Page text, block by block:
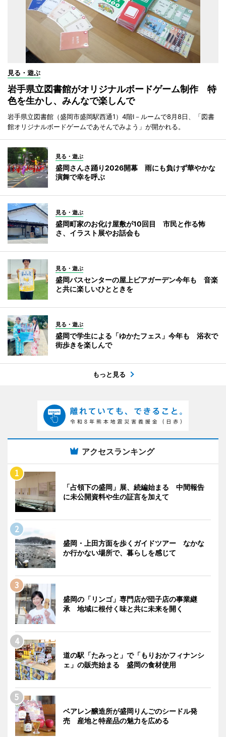
見る・遊ぶ
岩手県立図書館がオリジナルボードゲーム制作 特
色を生かし、みんなで楽しんで
岩手県立図書館（盛岡市盛岡駅西通1）4階I－ルームで8月8日、「図書
館オリジナルボードゲームであそんでみよう」が開かれる。
見る・遊ぶ
盛岡さんさ踊り2026開幕 雨にも負けず華やかな
演舞で幸を呼ぶ
見る・遊ぶ
盛岡町家のお化け屋敷が10回目 市民と作る怖
さ、イラスト展やお話会も
見る・遊ぶ
盛岡バスセンターの屋上ビアガーデン今年も 音楽
と共に楽しいひとときを
見る・遊ぶ
盛岡で学生による「ゆかたフェス」今年も 浴衣で
街歩きを楽しんで
もっと見る
アクセスランキング
「占領下の盛岡」展、続編始まる 中間報告
に未公開資料や生の証言を加えて
盛岡・上田方面を歩くガイドツアー なかな
か行かない場所で、暮らしを感じて
盛岡の「リンゴ」専門店が団子店の事業継
承 地域に根付く味と共に未来を開く
道の駅「たみっと」で「もりおかフィナンシ
ェ」の販売始まる 盛岡の食材使用
ベアレン醸造所が盛岡りんごのシードル発
売 産地と特産品の魅力を広める